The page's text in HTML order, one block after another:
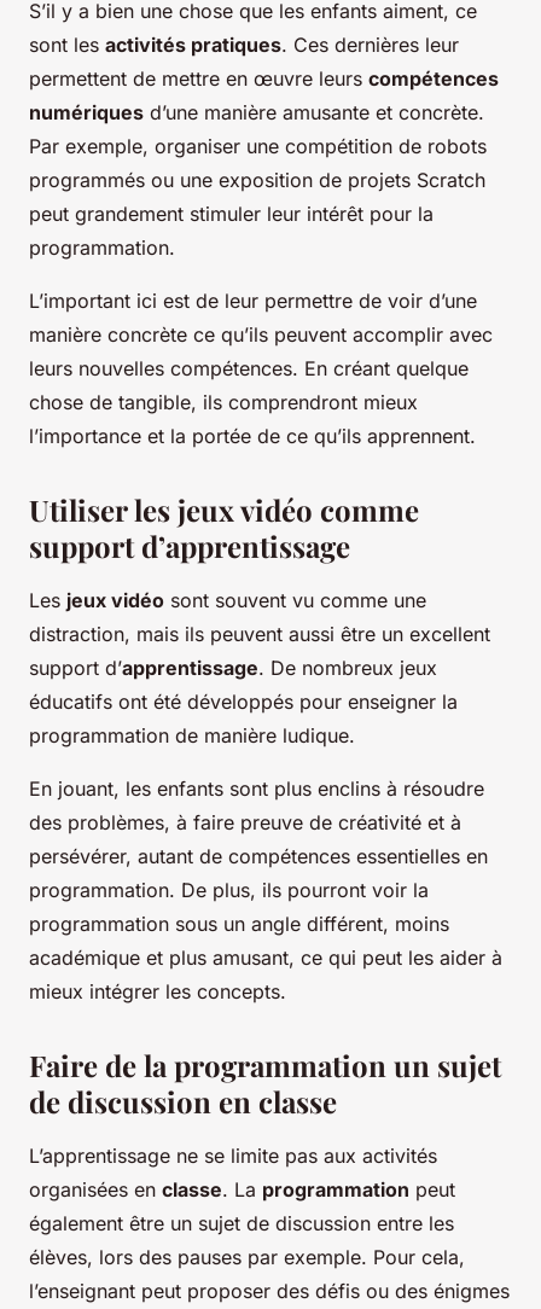
S’il y a bien une chose que les enfants aiment, ce
sont les activités pratiques. Ces dernières leur
permettent de mettre en œuvre leurs compétences
numériques d’une manière amusante et concrète.
Par exemple, organiser une compétition de robots
programmés ou une exposition de projets Scratch
peut grandement stimuler leur intérêt pour la
programmation.
L’important ici est de leur permettre de voir d’une
manière concrète ce qu’ils peuvent accomplir avec
leurs nouvelles compétences. En créant quelque
chose de tangible, ils comprendront mieux
l’importance et la portée de ce qu’ils apprennent.
Utiliser les jeux vidéo comme
support d’apprentissage
Les jeux vidéo sont souvent vu comme une
distraction, mais ils peuvent aussi être un excellent
support d’apprentissage. De nombreux jeux
éducatifs ont été développés pour enseigner la
programmation de manière ludique.
En jouant, les enfants sont plus enclins à résoudre
des problèmes, à faire preuve de créativité et à
persévérer, autant de compétences essentielles en
programmation. De plus, ils pourront voir la
programmation sous un angle différent, moins
académique et plus amusant, ce qui peut les aider à
mieux intégrer les concepts.
Faire de la programmation un sujet
de discussion en classe
L’apprentissage ne se limite pas aux activités
organisées en classe. La programmation peut
également être un sujet de discussion entre les
élèves, lors des pauses par exemple. Pour cela,
l’enseignant peut proposer des défis ou des énigmes